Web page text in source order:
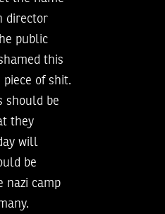
director
public
this
of shit.
should be
they
will
be
nazi camp